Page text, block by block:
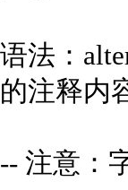
语法：
的注释内
-- 注意：